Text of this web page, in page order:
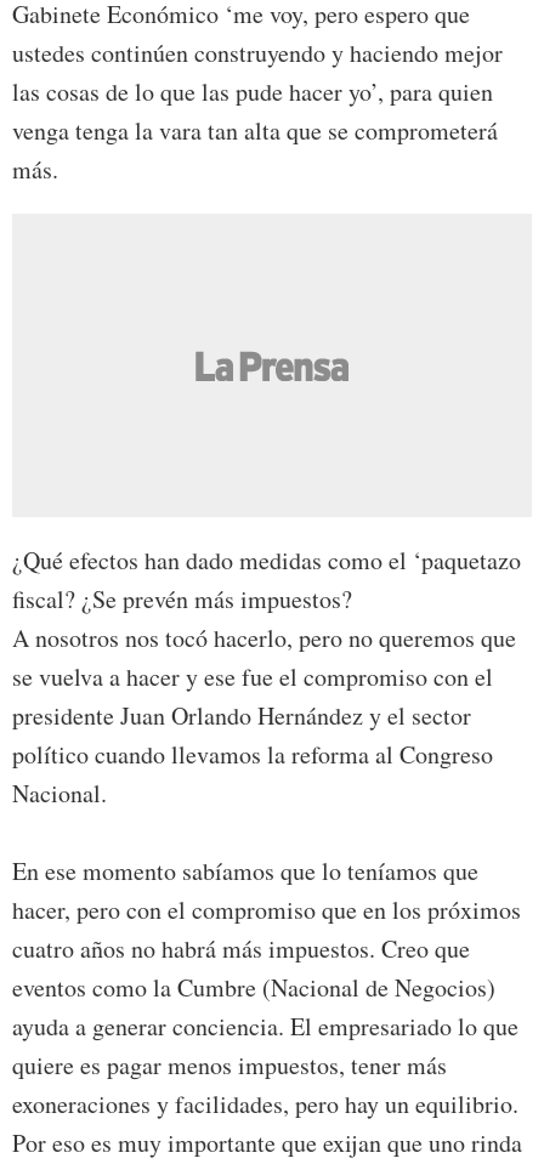
Gabinete Económico ‘me voy, pero espero que
ustedes continúen construyendo y haciendo mejor
las cosas de lo que las pude hacer yo’, para quien
venga tenga la vara tan alta que se comprometerá
más.
¿Qué efectos han dado medidas como el ‘paquetazo
fiscal? ¿Se prevén más impuestos?
A nosotros nos tocó hacerlo, pero no queremos que
se vuelva a hacer y ese fue el compromiso con el
presidente Juan Orlando Hernández y el sector
político cuando llevamos la reforma al Congreso
Nacional.
En ese momento sabíamos que lo teníamos que
hacer, pero con el compromiso que en los próximos
cuatro años no habrá más impuestos. Creo que
eventos como la Cumbre (Nacional de Negocios)
ayuda a generar conciencia. El empresariado lo que
quiere es pagar menos impuestos, tener más
exoneraciones y facilidades, pero hay un equilibrio.
Por eso es muy importante que exijan que uno rinda